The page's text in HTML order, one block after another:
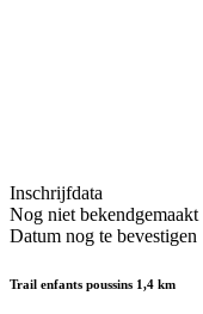
Inschrijfdata
Nog niet bekendgemaakt
Datum nog te bevestigen
Trail enfants poussins 1,4 km